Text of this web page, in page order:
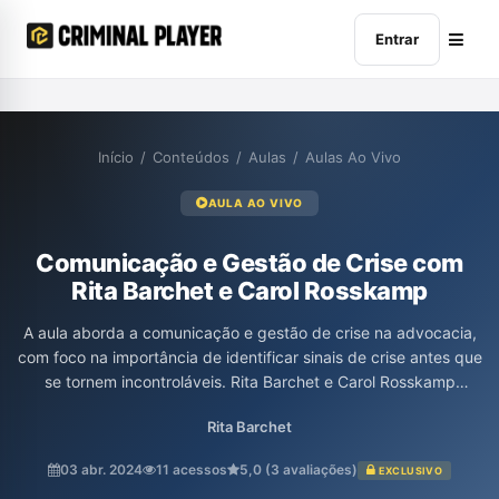
Entrar
Início / Conteúdos / Aulas / Aulas Ao Vivo
AULA AO VIVO
Comunicação e Gestão de Crise com
Rita Barchet e Carol Rosskamp
A aula aborda a comunicação e gestão de crise na advocacia,
com foco na importância de identificar sinais de crise antes que
se tornem incontroláveis. Rita Barchet e Carol Rosskamp
narrativas em casos sensíveis, enfatizando a necessidade de
intervenções midiáticas. A dinâmica também aborda a relação
Rita Barchet
03 abr. 2024 11 acessos 5,0 (3 avaliações) EXCLUSIVO